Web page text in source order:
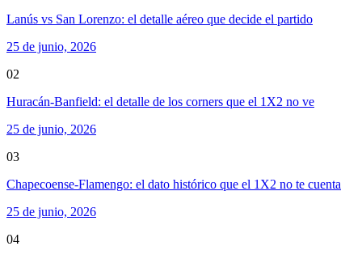
Lanús vs San Lorenzo: el detalle aéreo que decide el partido
25 de junio, 2026
02
Huracán-Banfield: el detalle de los corners que el 1X2 no ve
25 de junio, 2026
03
Chapecoense-Flamengo: el dato histórico que el 1X2 no te cuenta
25 de junio, 2026
04